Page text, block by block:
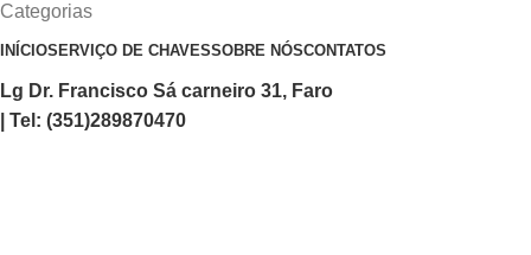
Categorias
INÍCIOSERVIÇO DE CHAVESSOBRE NÓSCONTATOS
Lg Dr. Francisco Sá carneiro 31, Faro
| Tel: (351)289870470